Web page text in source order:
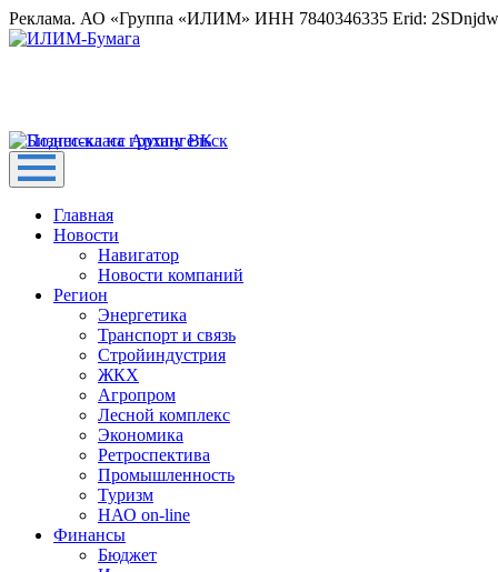
Реклама. АО «Группа «ИЛИМ» ИНН 7840346335 Erid:
Главная
Новости
Навигатор
Новости компаний
Регион
Энергетика
Транспорт и связь
Стройиндустрия
ЖКХ
Агропром
Лесной комплекс
Экономика
Ретроспектива
Промышленность
Туризм
НАО on-line
Финансы
Бюджет